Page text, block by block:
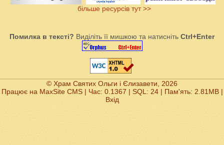
більше ресурсів тут >>
Помилка в тексті? Виділіть її мишкою та натисніть Ctrl+Enter
© Храм Святих Ольги і Єлизавети, 2026
Працює на MaxSite CMS| Час: 0.1367 | SQL: 24 | Пам'ять: 2.81MB|
Вхід